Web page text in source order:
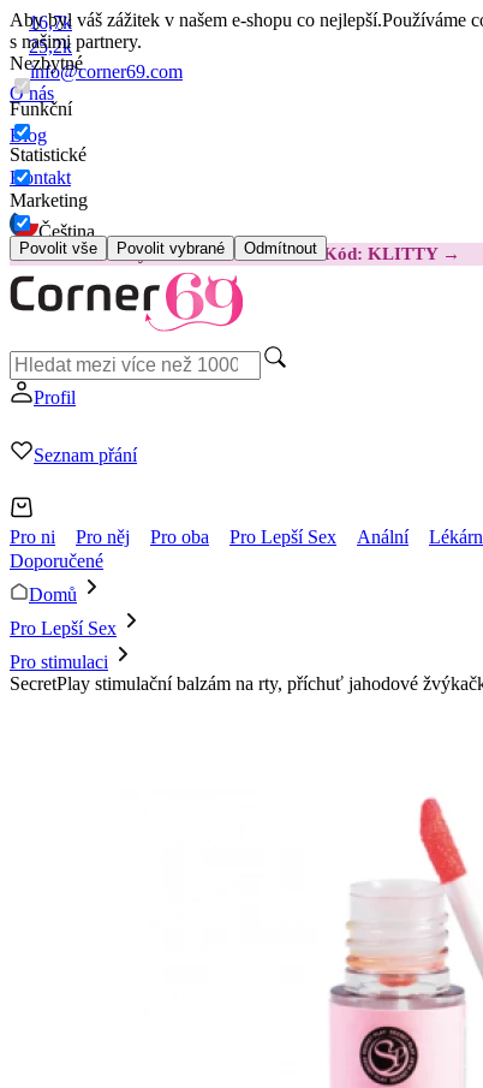
Aby byl váš zážitek v našem e-shopu co nejlepší.Používáme
s našimi partnery.
Nezbytné
Funkční
Statistické
Marketing
Povolit vše Povolit vybrané Odmítnout
16,7k
25,2k
info@corner69.com
O nás
Blog
Kontakt
Čeština
😽Svakom Klitty: O 380 Kč LEVNĚJI Kód: KLITTY →
Profil
Seznam přání
Pro ni Pro něj Pro oba Pro Lepší Sex Anální
Doporučené
Domů
Pro Lepší Sex
Pro stimulaci
SecretPlay stimulační balzám na rty, příchuť jahodové